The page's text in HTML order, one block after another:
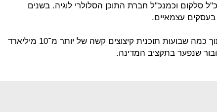
סלקום וכמנכ"ל חברת התוכן הסלולרי לוגיה. בשנים
בעסקים עצמאיים.
האוצר אמור להכין בתוך כמה שבועות תוכנית קיצוצים קשה של יותר מ־10 מיליארד
שנפער בתקציב המדינה.